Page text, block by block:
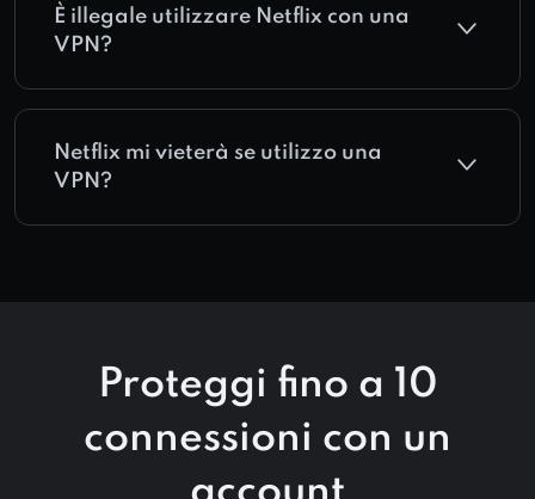
È illegale utilizzare Netflix con una
VPN?
Netflix mi vieterà se utilizzo una
VPN?
Proteggi fino a 10
connessioni con un